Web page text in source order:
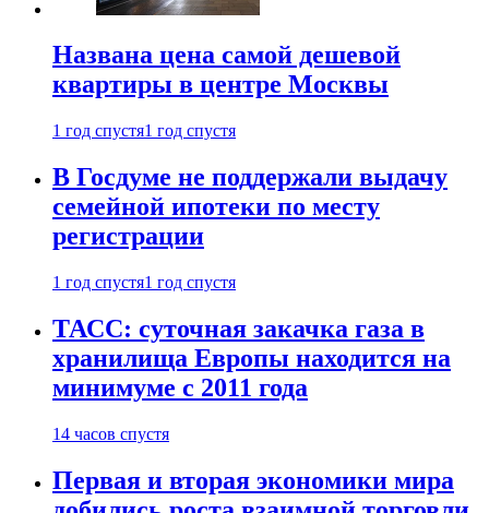
Названа цена самой дешевой
квартиры в центре Москвы
1 год спустя1 год спустя
В Госдуме не поддержали выдачу
семейной ипотеки по месту
регистрации
1 год спустя1 год спустя
ТАСС: суточная закачка газа в
хранилища Европы находится на
минимуме с 2011 года
14 часов спустя
Первая и вторая экономики мира